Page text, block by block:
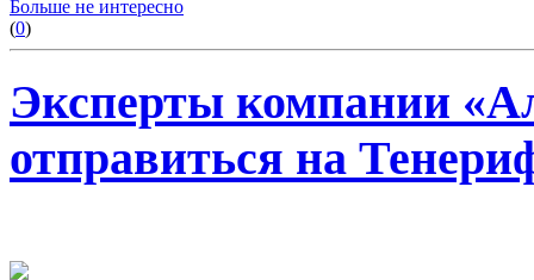
Больше не интересно
(0)
Эксперты компании
отправиться на